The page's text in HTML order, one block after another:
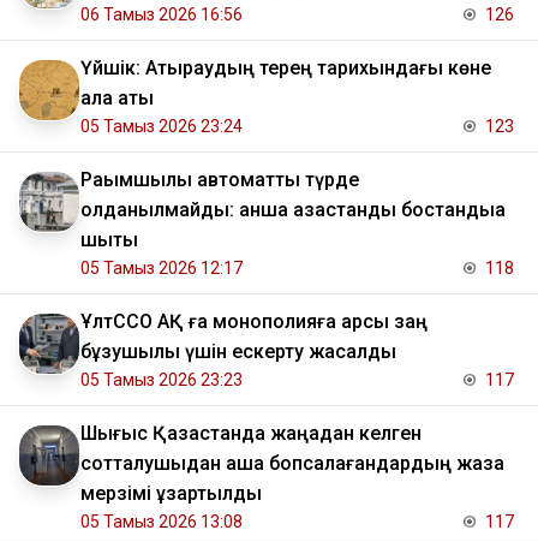
06 Тамыз 2026 16:56 126
Үйшік: Атыраудың терең тарихындағы көне
қала аты
05 Тамыз 2026 23:24 123
Рақымшылық автоматты түрде
қолданылмайды: қанша қазақстандық бостандыққа
шықты
05 Тамыз 2026 12:17 118
ҰлтССО АҚ ға монополияға қарсы заң
бұзушылық үшін ескерту жасалды
05 Тамыз 2026 23:23 117
Шығыс Қазақстанда жаңадан келген
сотталушыдан ақша бопсалағандардың жаза
мерзімі ұзартылды
05 Тамыз 2026 13:08 117